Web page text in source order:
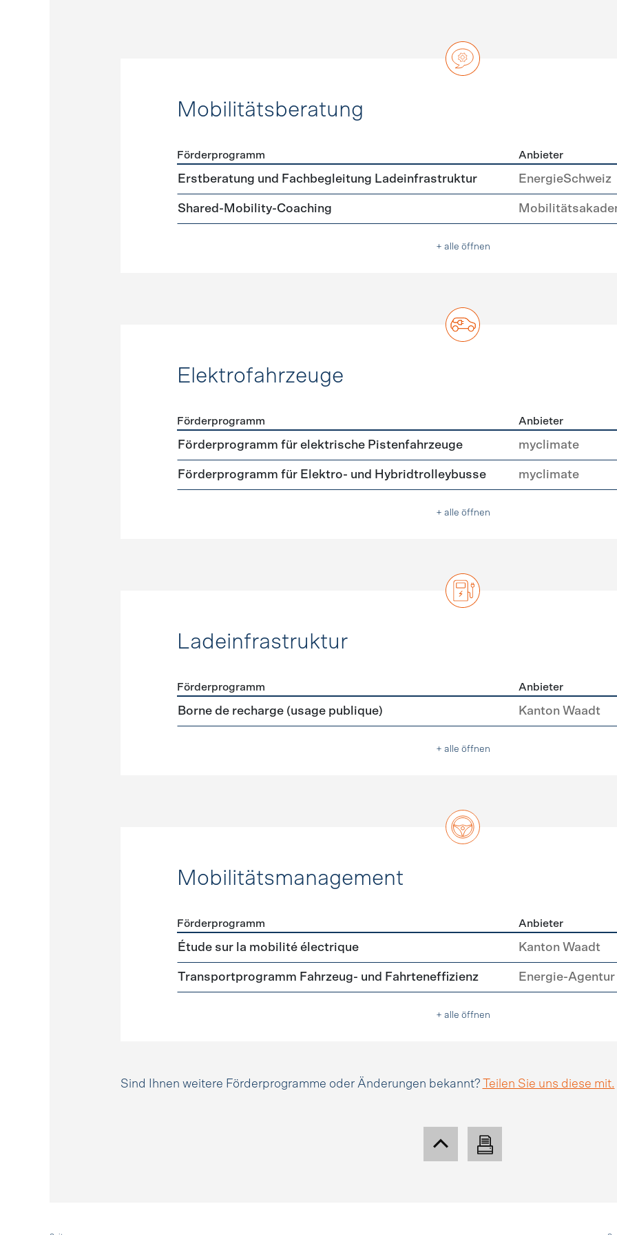
Mobilitätsberatung
Förderprogramme Mobilitätsberatung
Förderprogramm Anbieter
Erstberatung und Fachbegleitung Ladeinfrastruktur EnergieSchweiz
Shared-Mobility-Coaching
+ alle öffnen
Elektrofahrzeuge
Förderprogramme Elektrofahrzeuge
Förderprogramm Anbieter
Förderprogramm für elektrische Pistenfahrzeuge myclimate
Förderprogramm für Elektro- und Hybridtrolleybusse myclimate
+ alle öffnen
Ladeinfrastruktur
Förderprogramme Ladeinfrastruktur
Förderprogramm Anbieter
Borne de recharge (usage publique) Kanton Waadt
+ alle öffnen
Mobilitätsmanagement
Förderprogramme Mobilitätsmanagement
Förderprogramm Anbieter
Étude sur la mobilité électrique Kanton Waadt
Transportprogramm Fahrzeug- und Fahrteneffizienz Energie-
+ alle öffnen
Sind Ihnen weitere Förderprogramme oder Änderungen bekannt? Teilen Sie uns diese mit.